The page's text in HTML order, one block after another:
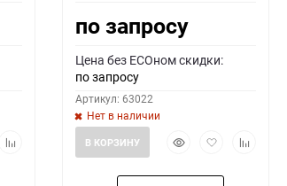
Добавить
по запросу
Цена без ECOном скидки:
по запросу
Артикул: 63022
Нет в наличии
БыстрыйДобавить
избранное
Добавить
В КОРЗИНУ